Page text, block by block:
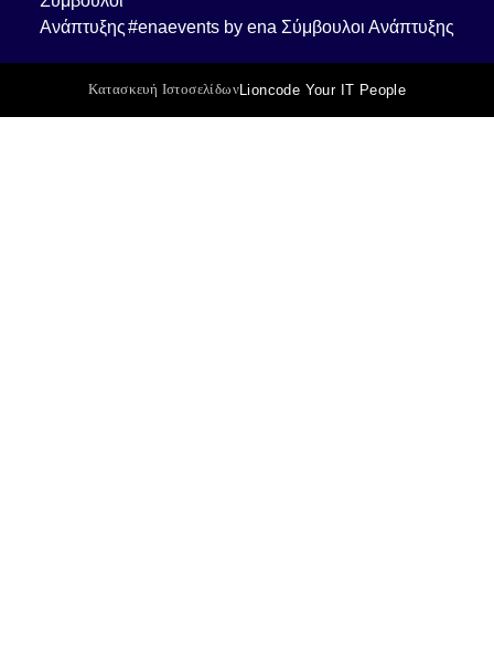
#enaevents by ena Σύμβουλοι Ανάπτυξης
Κατασκευή ΙστοσελίδωνLioncode Your IT People